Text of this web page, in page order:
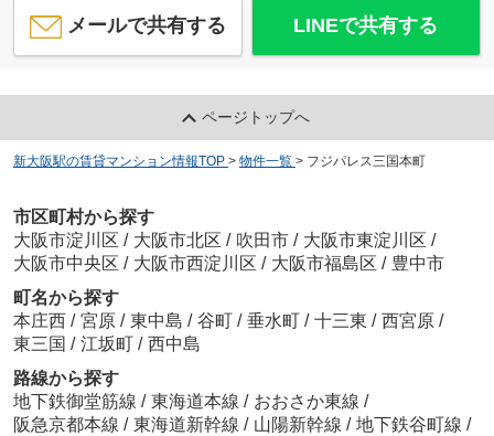
メールで共有する LINEで共有する
ページトップへ
新大阪駅の賃貸マンション情報TOP > 物件一覧 > フジパレス三国本町
市区町村から探す
大阪市淀川区 / 大阪市北区 / 吹田市 / 大阪市東淀川区 /
大阪市中央区 / 大阪市西淀川区 / 大阪市福島区 / 豊中市
町名から探す
本庄西 / 宮原 / 東中島 / 谷町 / 垂水町 / 十三東 / 西宮原 /
東三国 / 江坂町 / 西中島
路線から探す
地下鉄御堂筋線 / 東海道本線 / おおさか東線 /
阪急京都本線 / 東海道新幹線 / 山陽新幹線 / 地下鉄谷町線 /